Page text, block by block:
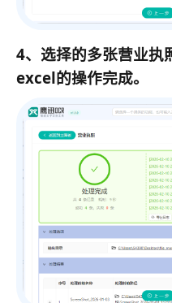
4、选择的多张营业执
excel的操作完成。